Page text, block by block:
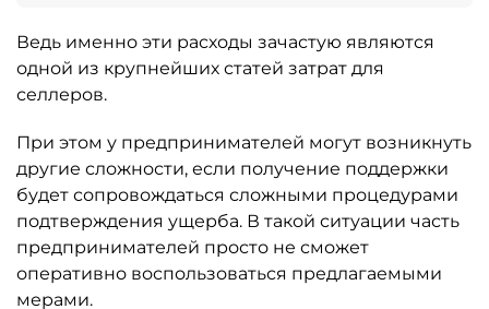
Ведь именно эти расходы зачастую являются
одной из крупнейших статей затрат для
селлеров.
При этом у предпринимателей могут возникнуть
другие сложности, если получение поддержки
будет сопровождаться сложными процедурами
подтверждения ущерба. В такой ситуации часть
предпринимателей просто не сможет
оперативно воспользоваться предлагаемыми
мерами.